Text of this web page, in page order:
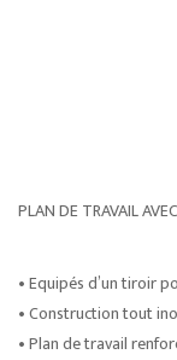
PLAN DE TRAVAIL
• Equipés d’un tiroir
• Construction tout
• Plan de travail